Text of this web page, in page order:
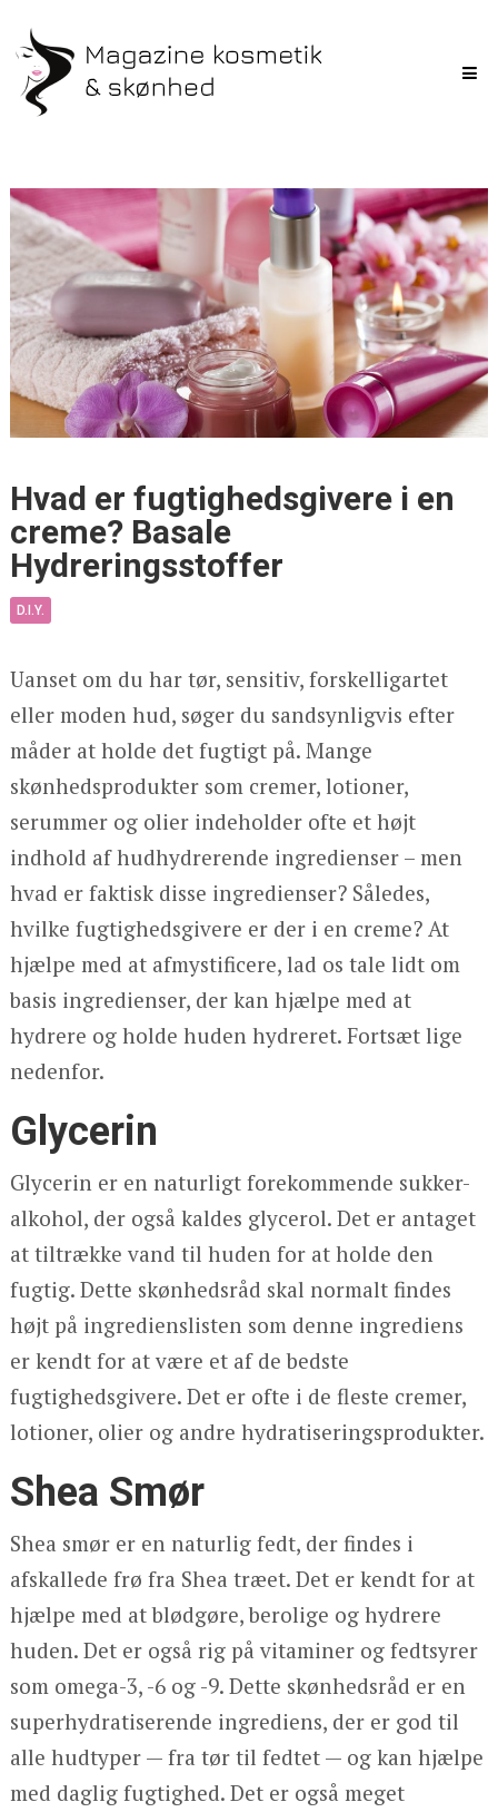
Hvad er fugtighedsgivere i en
creme? Basale
Hydreringsstoffer
D.I.Y.
Uanset om du har tør, sensitiv, forskelligartet
eller moden hud, søger du sandsynligvis efter
måder at holde det fugtigt på. Mange
skønhedsprodukter som cremer, lotioner,
serummer og olier indeholder ofte et højt
indhold af hudhydrerende ingredienser – men
hvad er faktisk disse ingredienser? Således,
hvilke fugtighedsgivere er der i en creme? At
hjælpe med at afmystificere, lad os tale lidt om
basis ingredienser, der kan hjælpe med at
hydrere og holde huden hydreret. Fortsæt lige
nedenfor.
Glycerin
Glycerin er en naturligt forekommende sukker-
alkohol, der også kaldes glycerol. Det er antaget
at tiltrække vand til huden for at holde den
fugtig. Dette skønhedsråd skal normalt findes
højt på ingredienslisten som denne ingrediens
er kendt for at være et af de bedste
fugtighedsgivere. Det er ofte i de fleste cremer,
lotioner, olier og andre hydratiseringsprodukter.
Shea Smør
Shea smør er en naturlig fedt, der findes i
afskallede frø fra Shea træet. Det er kendt for at
hjælpe med at blødgøre, berolige og hydrere
huden. Det er også rig på vitaminer og fedtsyrer
som omega-3, -6 og -9. Dette skønhedsråd er en
superhydratiserende ingrediens, der er god til
alle hudtyper — fra tør til fedtet — og kan hjælpe
med daglig fugtighed. Det er også meget